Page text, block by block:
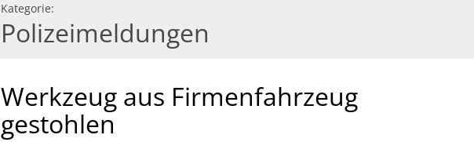
Kategorie:
Polizeimeldungen
Werkzeug aus Firmenfahrzeug
gestohlen